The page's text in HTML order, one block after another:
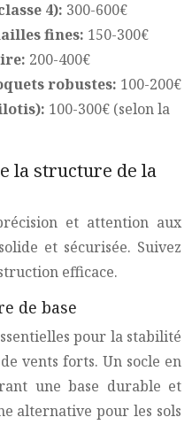
4): 300-600€
fines: 150-300€
200-400€
robustes: 100-200€
100-300€ (selon la
la structure de la
et attention aux
et sécurisée. Suivez
efficace.
de base
pour la stabilité
vents forts. Un socle en
une base durable et
alternative pour les sols